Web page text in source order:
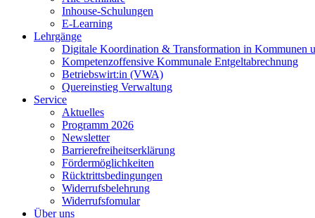
Inhouse-Schulungen
E-Learning
Lehrgänge
Digitale Koordination & Transformation in Kommunen
Kompetenzoffensive Kommunale Entgeltabrechnung
Betriebswirt:in (VWA)
Quereinstieg Verwaltung
Service
Aktuelles
Programm 2026
Newsletter
Barrierefreiheitserklärung
Fördermöglichkeiten
Rücktrittsbedingungen
Widerrufsbelehrung
Widerrufsfomular
Über uns